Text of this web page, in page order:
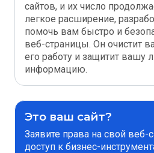
сайтов, и их число
легкое расширение,
помочь вам быстро и
веб-страницы. Он очистит
его работу и защитит вашу
информацию.
Это ваш сайт?
Заявите права на свой веб-
доступ к бизнес-